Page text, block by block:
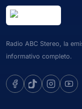
Radio ABC Stereo, la
informativo completo.